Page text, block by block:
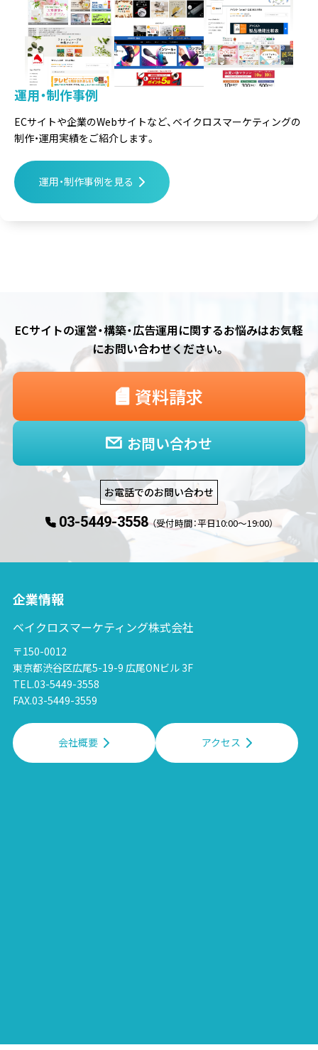
運用・制作事例
ECサイトや企業のWebサイトなど、 ベイクロスマーケティングの
制作・運用実績をご紹介します。
運用・制作事例を見る
ECサイトの運営・構築・広告運用に関するお悩みはお気軽
にお問い合わせください。
お問い合わせ
資料請求
お電話でのお問い合わせ
03-5449-3558 （受付時間：平日10:00〜19:00）
企業情報
ベイクロスマーケティング株式会社
〒150-0012
東京都渋谷区広尾5-19-9 広尾ONビル 3F
TEL.03-5449-3558
FAX.03-5449-3559
会社概要 アクセス